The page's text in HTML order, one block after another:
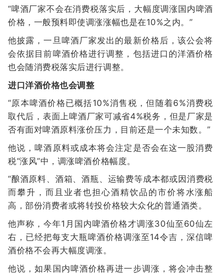
“啤酒厂家不会在消费税落实后，大幅度调涨国内啤酒
价格，一般预料即使调涨涨幅也是在10%之内。”
他披露，一旦啤酒厂家发出的最新价格后，该公会将
会依据目前啤酒价格进行调整，包括进口的洋酒价格
也会随消费税落实后进行调整。
进口洋酒价格也会调整
“原本啤酒价格已概括10%消售税，但随着6%消费税
取代后，表面上啤酒厂家可减省4%税务，但是厂家是
否有面对啤酒原料涨价压力，目前还是一个未知数。”
他说，啤酒原料或成本将会注定是否会在这一股消费
税“涨风”中，调涨啤酒价格幅度。
“酿酒原料、酒箱、酒瓶、运输费等成本都或因消费税
而攀升，而且业者也担心酒精饮品的市价将水涨船
高，部份消费者或将转投价格较大众化的普通酒类。
他声称，今年1月国内啤酒价格才调涨30仙至60仙左
右，已经把每支大瓶啤酒价格调涨至14令吉，深信啤
酒价格不会再大幅度调涨。
他说，如果国内啤酒价格再进一步调涨，将会冲击整